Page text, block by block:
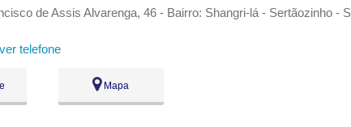
de Assis Alvarenga, 46 - Bairro: Shangri-lá - Sertãozinho -
ver telefone
Mapa